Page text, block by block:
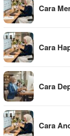
Cara
Cara
Cara
Cara